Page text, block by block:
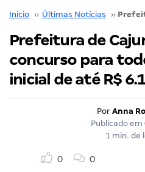
Início ›› Últimas Notícias ››
Prefeitura de
concurso para
inicial de até R$
Por Anna
Publicado em
1 min. de
0 0